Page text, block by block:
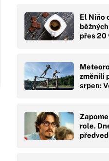
El Niño
přes 20
změnili
srpen:
role.